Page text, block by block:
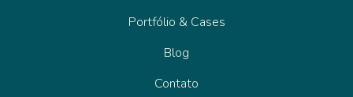
Portfólio & Cases
Blog
Contato